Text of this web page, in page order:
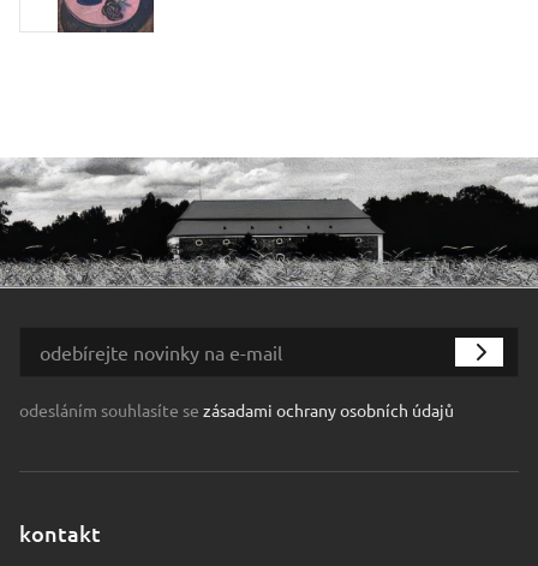
odesláním souhlasíte se zásadami ochrany osobních údajů
kontakt